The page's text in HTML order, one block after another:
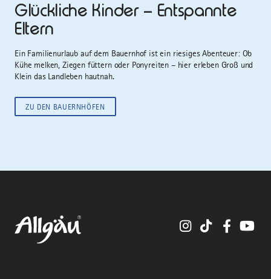
Glückliche Kinder – Entspannte
Eltern
Ein Familienurlaub auf dem Bauernhof ist ein riesiges Abenteuer: Ob
Kühe melken, Ziegen füttern oder Ponyreiten – hier erleben Groß und
Klein das Landleben hautnah.
ZU DEN BAUERNHÖFEN
InstagramTikTok